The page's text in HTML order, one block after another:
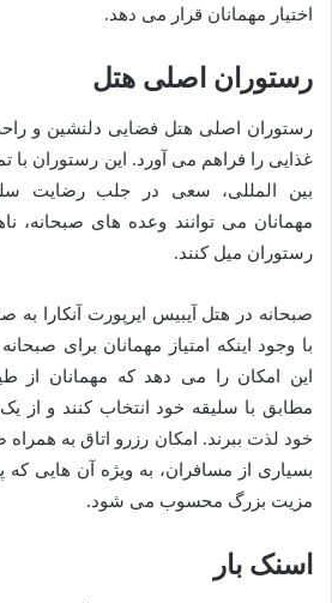
اختیار مهمانان قرار می دهد.
رستوران اصلی هتل
رستوران اصلی هتل فضایی دلنشین و
غذایی را فراهم می آورد. این رستوران با
بین المللی، سعی در جلب رضایت
مهمانان می توانند وعده های صبحانه،
رستوران میل کنند.
صبحانه در هتل آیبیس ایرپورت آنکارا
این امکان را می دهد که مهمانان از
مطابق با سلیقه خود انتخاب کنند و از
خود لذت ببرند. امکان رزرو اتاق به همراه
بسیاری از مسافران، به ویژه آن هایی که
مزیت بزرگ محسوب می شود.
اسنک بار